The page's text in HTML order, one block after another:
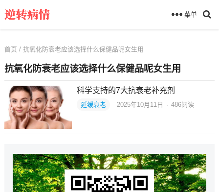
菜单
首页 / 抗氧化防衰老应该选择什么保健品呢女生用
抗氧化防衰老应该选择什么保健品呢女生用
科学支持的7大抗衰老补充剂
延缓衰老 2025年10月11日 · 486阅读